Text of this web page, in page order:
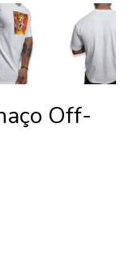
Off-